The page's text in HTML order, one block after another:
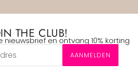
THE CLUB!
nieuwsbrief en ontvang 10% korting
AANMELDEN